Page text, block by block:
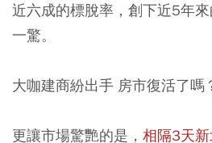
近六成的標脫率，創下近5年
一驚。
大咖建商紛出手 房市復活了嗎
更讓市場驚艷的是， 相隔3天